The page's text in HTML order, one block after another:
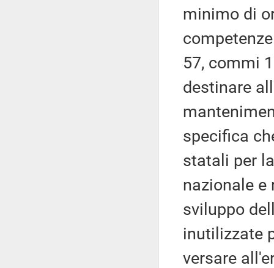
minimo di
57, commi
destinare
specifica
statali per
nazionale e
sviluppo
inutilizzate
versare